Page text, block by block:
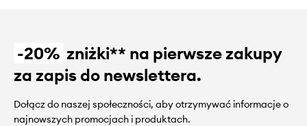
-20% zniżki** na pierwsze zakupy
za zapis do newslettera.
Dołącz do naszej społeczności, aby otrzymywać informacje o
najnowszych promocjach i produktach.